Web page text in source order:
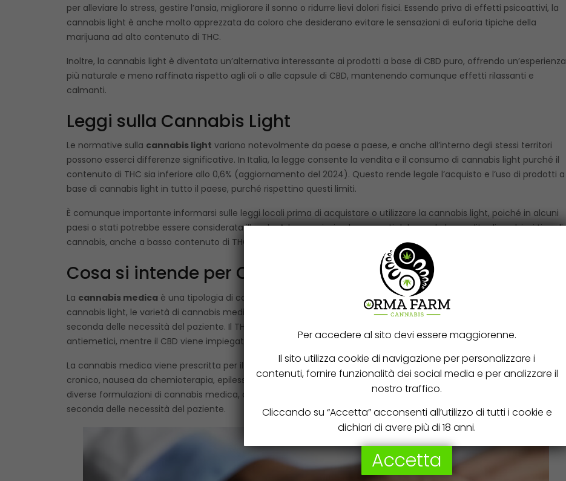
per alleviare lo stress, gestire l’ansia, migliorare il sonno o ridurre lievi dolori fisici. Essendo priva di effetti psicoattivi, la
cannabis light è anche molto apprezzata da coloro che desiderano evitare le sensazioni di euforia tipiche della
marijuana ad alto contenuto di THC.
Inoltre, la cannabis light è diventata un’alternativa interessante ai prodotti a base di CBD puro, offrendo un’esperienza
più naturale e meno raffinata rispetto agli oli o alle capsule di CBD, mantenendo comunque effetti rilassanti e
calmanti.
Leggi sulla Cannabis Light
Le normative sulla cannabis light variano notevolmente da paese a paese, e anche all’interno degli stessi territori
possono esserci differenze significative. In Italia, la legge consente la vendita e il consumo di cannabis light purché il
contenuto di THC sia inferiore allo 0,6% (aggiornamento del 2024). Questo rende legale l’acquisto e l’uso di prodotti a
base di cannabis light in tutto il paese, purché rispettino questi limiti.
È comunque importante informarsi sulle leggi locali prima di acquistare o utilizzare la cannabis light, poiché in alcuni
paesi o stati potrebbe essere considerata illegale. Ad esempio, in alcune parti del mondo la vendita di qualsiasi tipo di
cannabis, anche a basso contenuto di THC, può essere soggetta a restrizioni severe o a divieti assoluti.
Cosa si intende per Cannabis Medica?
La cannabis medicaè una tipologia di cannabis coltivata specificamente per scopi terapeutici. Diversamente dalla
cannabis light, le varietà di cannabis medica sono spesso ricche di
THC,CBDo una combinazione di entrambi, a
seconda delle necessità del paziente. Il THC in questi casi è utilizzato per i suoi effetti antidolorifici, antinfiammatori e
antiemetici, mentre il CBD viene impiegato per i suoi effetti antiepilettici, ansiolitici e neuroprotettivi.
La cannabis medica viene prescritta per il trattamento di una vasta gamma di condizioni mediche, tra cui dolore
cronico, nausea da chemioterapia, epilessia, disturbi del sonno, ansia e depressione. I medici possono prescrivere
diverse formulazioni di cannabis medica, che possono includere fiori secchi, oli, capsule o prodotti commestibili, a
seconda delle necessità del paziente.
Per accedere al sito devi essere maggiorenne.
Il sito utilizza cookie di navigazione per personalizzare i
contenuti, fornire funzionalità dei social media e per analizzare il
nostro traffico.
Cliccando su “Accetta” acconsenti all’utilizzo di tutti i cookie e
dichiari di avere più di 18 anni.
Accetta